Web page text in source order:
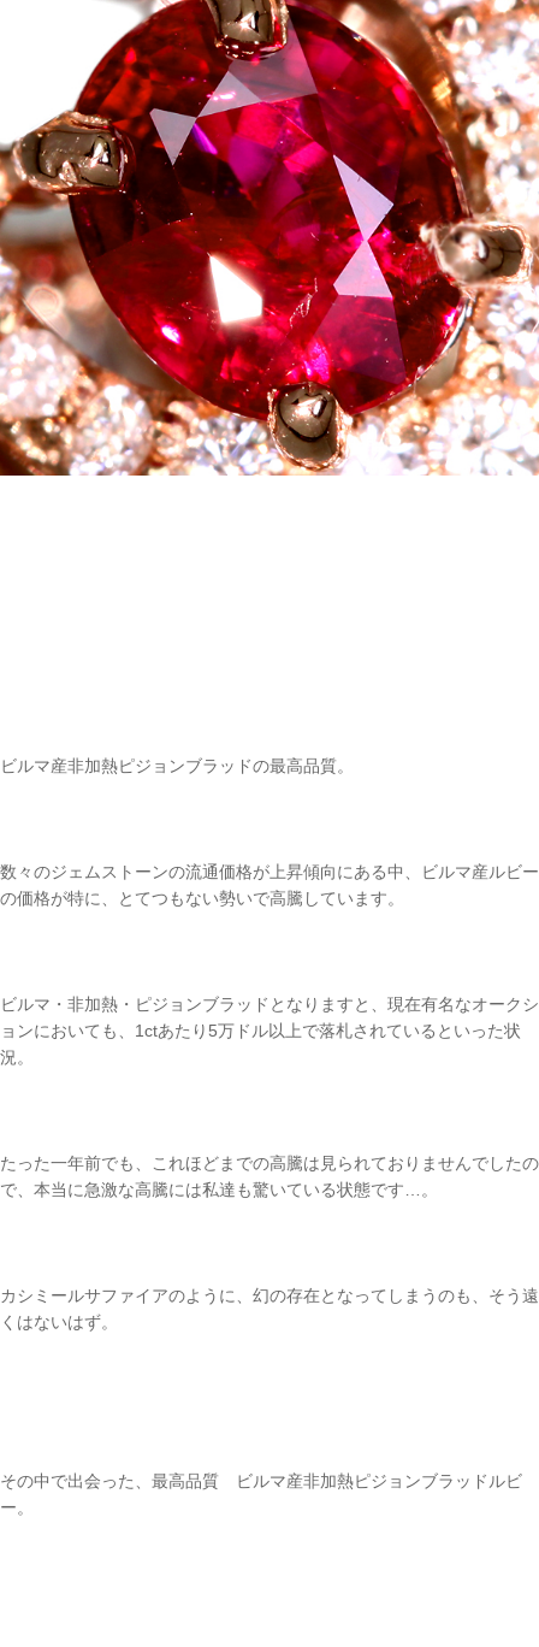
ビルマ産非加熱ピジョンブラッドの最高品質。
数々のジェムストーンの流通価格が上昇傾向にある中、ビルマ産ルビー
の価格が特に、とてつもない勢いで高騰しています。
ビルマ・非加熱・ピジョンブラッドとなりますと、現在有名なオークシ
ョンにおいても、1ctあたり5万ドル以上で落札されているといった状
況。
たった一年前でも、これほどまでの高騰は見られておりませんでしたの
で、本当に急激な高騰には私達も驚いている状態です…。
カシミールサファイアのように、幻の存在となってしまうのも、そう遠
くはないはず。
その中で出会った、最高品質 ビルマ産非加熱ピジョンブラッドルビ
ー。